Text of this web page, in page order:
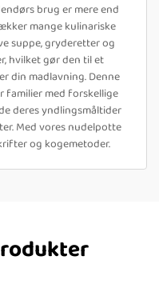
brug er mere end
mange kulinariske
suppe, gryderetter og
hvilket gør den til et
din madlavning. Denne
med forskellige
deres yndlingsmåltider
Med vores nudelpotte
og kogemetoder.